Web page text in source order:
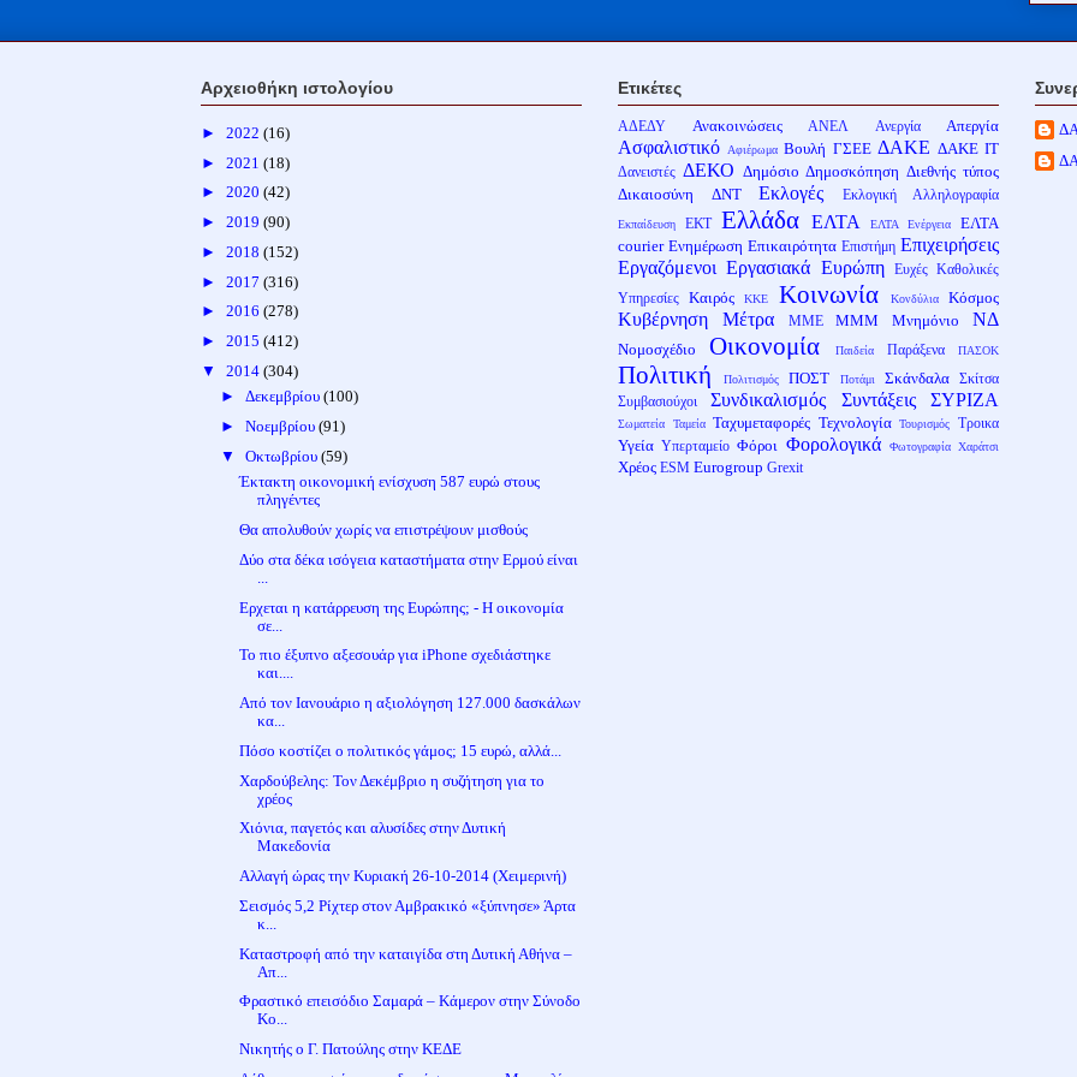
Αρχειοθήκη ιστολογίου
► 2022 (16)
► 2021 (18)
► 2020 (42)
► 2019 (90)
► 2018 (152)
► 2017 (316)
► 2016 (278)
► 2015 (412)
▼ 2014 (304)
► Δεκεμβρίου (100)
► Νοεμβρίου (91)
▼ Οκτωβρίου (59)
Έκτακτη οικονομική ενίσχυση 587 ευρώ στους
πληγέντες
Θα απολυθούν χωρίς να επιστρέψουν μισθούς
Δύο στα δέκα ισόγεια καταστήματα στην Ερμού είναι
Ερχεται η κατάρρευση της Ευρώπης; - Η οικονομία
σε...
Το πιο έξυπνο αξεσουάρ για iPhone σχεδιάστηκε
και....
Από τον Ιανουάριο η αξιολόγηση 127.000 δασκάλων
κα...
Πόσο κοστίζει ο πολιτικός γάμος; 15 ευρώ, αλλά...
Χαρδούβελης: Τον Δεκέμβριο η συζήτηση για το
χρέος
Χιόνια, παγετός και αλυσίδες στην Δυτική
Μακεδονία
Αλλαγή ώρας την Κυριακή 26-10-2014 (Χειμερινή)
Σεισμός 5,2 Ρίχτερ στον Αμβρακικό «ξύπνησε» Άρτα
κ...
Καταστροφή από την καταιγίδα στη Δυτική Αθήνα –
Απ...
Φραστικό επεισόδιο Σαμαρά – Κάμερον στην Σύνοδο
Κο...
Νικητής ο Γ. Πατούλης στην ΚΕΔΕ
Ετικέτες
ΑΔΕΔΥ Ανακοινώσεις ΑΝΕΛ Ανεργία Απεργία
Ασφαλιστικό Αφιέρωμα Βουλή ΓΣΕΕ ΔΑΚΕ ΔΑΚΕ ΙΤ
Δανειστές ΔΕΚΟ Δημόσιο Δημοσκόπηση Διεθνής τύπος
Δικαιοσύνη
ΔΝΤ Εκλογές Εκλογική Αλληλογραφία
Εκπαίδευση ΕΚΤ Ελλάδα ΕΛΤΑ ΕΛΤΑ Ενέργεια
ΕΛΤΑ
courier Ενημέρωση Επικαιρότητα Επιστήμη Επιχειρήσεις
Εργαζόμενοι Εργασιακά Ευρώπη Ευχές Καθολικές
Υπηρεσίες
Καιρός ΚΚΕ Κοινωνία Κονδύλια Κόσμος
Κυβέρνηση Μέτρα ΜΜΕ ΜΜΜ Μνημόνιο ΝΔ
Νομοσχέδιο Οικονομία Παιδεία Παράξενα ΠΑΣΟΚ
Πολιτική Πολιτισμός ΠΟΣΤ Ποτάμι Σκάνδαλα
Σκίτσα
Συμβασιούχοι
Συνδικαλισμός Συντάξεις ΣΥΡΙΖΑ
Σωματεία Ταμεία Ταχυμεταφορές Τεχνολογία Τουρισμός Τροικα
Υγεία Υπερταμείο Φόροι Φορολογικά Φωτογραφία Χαράτσι
Χρέος ESM Eurogroup Grexit